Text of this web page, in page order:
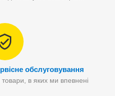
обслуговування
в яких ми впевнені